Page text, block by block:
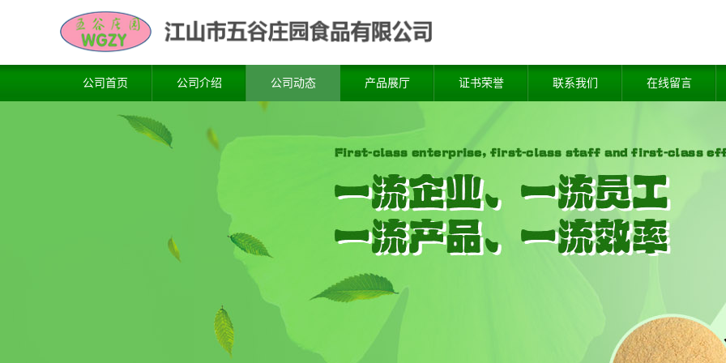
公司首页 公司介绍 公司动态 产品展厅 证书荣誉 联系我们 在线留言